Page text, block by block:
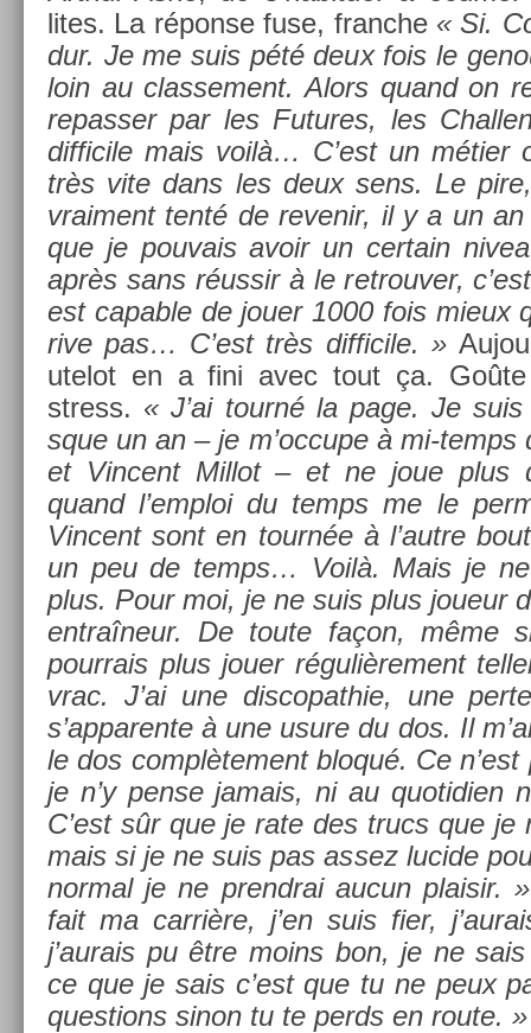
lites. La réponse fuse, franche « Si.
dur. Je me suis pété deux fois le
loin au clas­se­ment. Alors quand on
re­pass­er par les Fu­tures, les
dif­ficile mais voilà… C’est un métier
très vite dans les deux sens. Le
vrai­ment tenté de re­venir, il y a un
que je pouvais avoir un cer­tain
après sans réussir à le retro­uv­er,
est cap­able de jouer 1000 fois mieux
rive pas… C’est très dif­ficile. »
utelot en a fini avec tout ça.
stress. « J’ai tourné la page. Je
sque un an – je m’oc­cupe à mi-temps
et Vin­cent Mil­lot – et ne joue plus
quand l’emploi du temps me le
Vin­cent sont en tournée à l’autre
un peu de temps… Voilà. Mais je ne
plus. Pour moi, je ne suis plus joueur
entraîneur. De toute façon, même
pour­rais plus jouer réguliè­re­ment
vrac. J’ai une dis­copat­hie, une
s’ap­paren­te à une usure du dos. Il
le dos com­plète­ment bloqué. Ce
je n’y pense jamais, ni au quotidi­en
C’est sûr que je rate des trucs que je
mais si je ne suis pas assez lucide
norm­al je ne pre­ndrai aucun plaisir.
fait ma carrière, j’en suis fier,
j’aurais pu être moins bon, je ne
ce que je sais c’est que tu ne peux
ques­tions sinon tu te perds en route. »